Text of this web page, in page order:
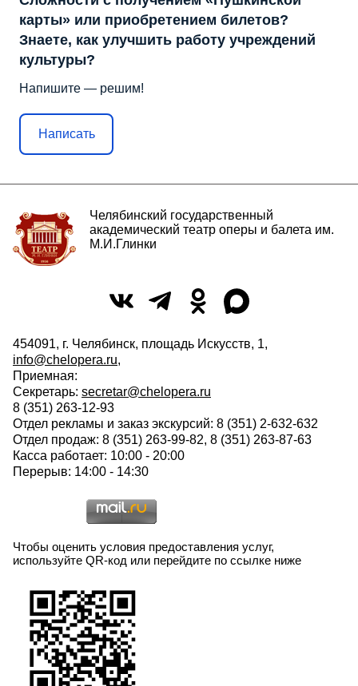
карты» или приобретением билетов?
Знаете, как улучшить работу учреждений
культуры?
Напишите — решим!
Написать
Челябинский государственный
академический театр оперы и балета им.
М.И.Глинки
454091, г. Челябинск, площадь Искусств, 1,
info@chelopera.ru,
Приемная:
Секретарь: secretar@chelopera.ru
8 (351) 263-12-93
Отдел рекламы и заказ экскурсий: 8 (351) 2-632-632
Отдел продаж: 8 (351) 263-99-82, 8 (351) 263-87-63
Касса работает: 10:00 - 20:00
Перерыв: 14:00 - 14:30
Чтобы оценить условия предоставления услуг,
используйте QR-код или перейдите по ссылке ниже